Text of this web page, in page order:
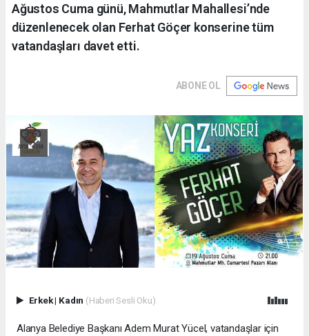
Ağustos Cuma günü, Mahmutlar Mahallesi’nde
düzenlenecek olan Ferhat Göçer konserine tüm
vatandaşları davet etti.
ABONE OL
Erkek| Kadın (Haberi Sesli Oku)
Alanya Belediye Başkanı Adem Murat Yücel, vatandaşlar için